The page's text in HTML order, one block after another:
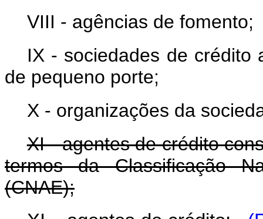
VIII - agências de fomento;
IX - sociedades de crédito
de pequeno porte;
X - organizações da
XI - agentes de crédito
termos da Classificação
(CNAE);